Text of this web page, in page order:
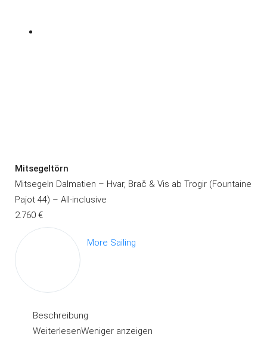
Mitsegeltörn
Mitsegeln Dalmatien – Hvar, Brač & Vis ab Trogir (Fountaine
Pajot 44) – All-inclusive
2.760 €
More Sailing
Beschreibung
WeiterlesenWeniger anzeigen